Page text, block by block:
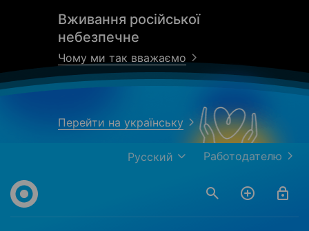
Вживання російської
небезпечне
Чому ми так вважаємо
Перейти на українську
Работодателю
Русский